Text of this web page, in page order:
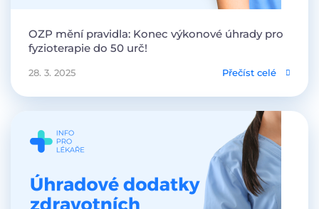
OZP mění pravidla: Konec výkonové úhrady pro
fyzioterapie do 50 urč!
28. 3. 2025 Přečíst celé